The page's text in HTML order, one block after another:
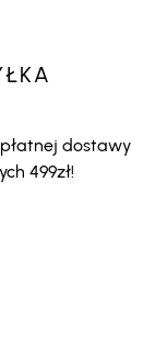
dostawy
499zł!